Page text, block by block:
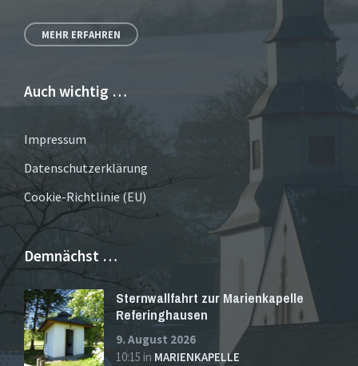
MEHR ERFAHREN
Auch wichtig …
Impressum
Datenschutzerklärung
Cookie-Richtlinie (EU)
Demnächst …
Sternwallfahrt zur Marienkapelle
Referinghausen
9. August 2026
10:15 in MARIENKAPELLE